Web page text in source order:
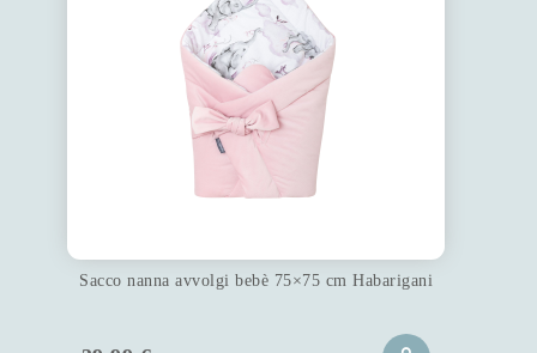
Sacco nanna avvolgi bebè 75×75 cm Habarigani